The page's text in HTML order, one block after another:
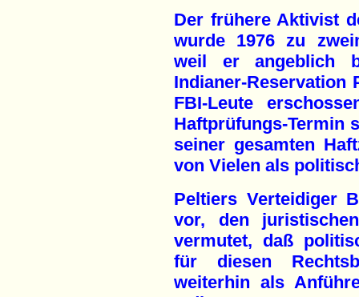
Der frühere Aktivist
wurde 1976 zu
weil er angeblich
Indianer-Reservation
FBI-Leute
Haftprüfungs-Termin
seiner gesamten
von Vielen als
Peltiers Verteidiger
vor, den
vermutet, daß
für diesen
weiterhin als